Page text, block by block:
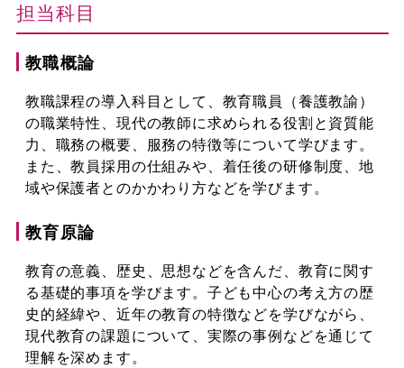
担当科目
教職概論
教職課程の導入科目として、教育職員（養護教諭）
の職業特性、現代の教師に求められる役割と資質能
力、職務の概要、服務の特徴等について学びます。
また、教員採用の仕組みや、着任後の研修制度、地
域や保護者とのかかわり方などを学びます。
教育原論
教育の意義、歴史、思想などを含んだ、教育に関す
る基礎的事項を学びます。子ども中心の考え方の歴
史的経緯や、近年の教育の特徴などを学びながら、
現代教育の課題について、実際の事例などを通じて
理解を深めます。